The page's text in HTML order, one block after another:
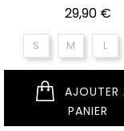
29,90 €Prix
S M L
PANIER